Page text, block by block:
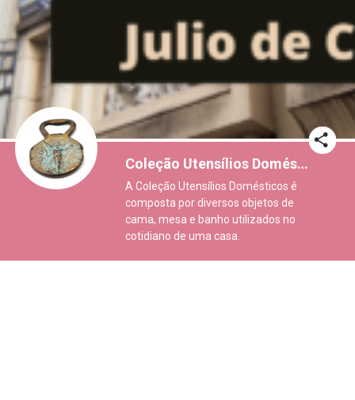
Coleção Utensílios Domésticos
A Coleção Utensílios Domésticos é
composta por diversos objetos de
cama, mesa e banho utilizados no
cotidiano de uma casa.